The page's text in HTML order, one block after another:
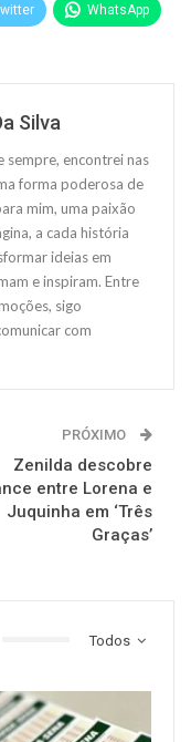
WhatsApp
Silva
sempre, encontrei nas
forma poderosa de
mim, uma paixão
a cada história
ideias em
e inspiram. Entre
sigo
com
PRÓXIMO
Zenilda descobre
entre Lorena e
Juquinha em ‘Três
Graças’
Todos